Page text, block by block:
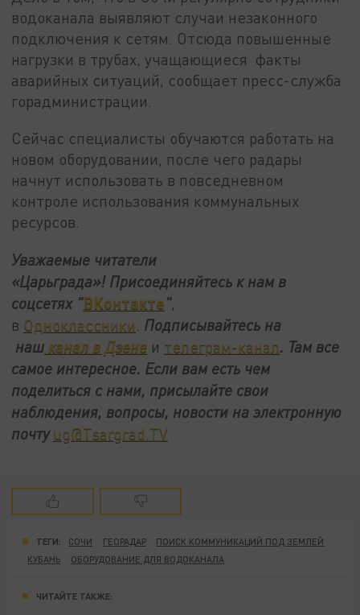
водоканала выявляют случаи незаконного
подключения к сетям. Отсюда повышенные
нагрузки в трубах, учащающиеся факты
аварийных ситуаций, сообщает пресс-служба
горадминистрации.
Сейчас специалисты обучаются работать на
новом оборудовании, после чего радары
начнут использовать в повседневном
контроле использования коммунальных
ресурсов.
Уважаемые читатели
«Царьграда»! Присоединяйтесь к нам в
соцсетях "ВКонтакте",
в Одноклассники Подписывайтесь на
наш канал в Дзене и телеграм-канал. Там все
самое интересное. Если вам есть чем
поделиться с нами, присылайте свои
наблюдения, вопросы, новости на электронную
почтуug@Tsargrad.TV
ТЕГИ: СОЧИ ГЕОРАДАР
ПОИСК КОММУНИКАЦИЙ ПОД ЗЕМЛЕЙ
КУБАНЬ
ОБОРУДОВАНИЕ ДЛЯ ВОДОКАНАЛА
ЧИТАЙТЕ ТАКЖЕ: